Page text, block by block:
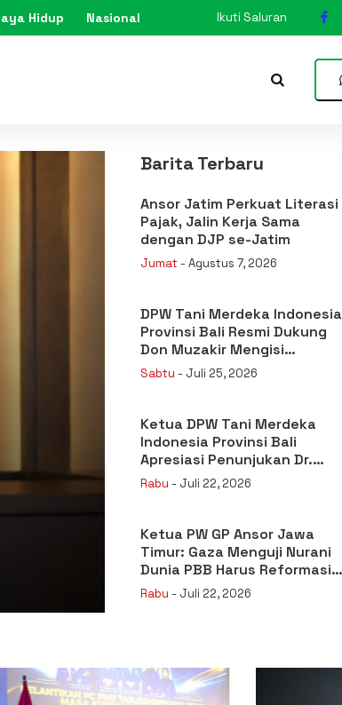
Hidup Nasional Ikuti Saluran
Barita Terbaru
Ansor Jatim Perkuat Literasi
Pajak, Jalin Kerja Sama
dengan DJP se-Jatim
Jumat - Agustus 7, 2026
DPW Tani Merdeka Indonesia
Provinsi Bali Resmi Dukung
Don Muzakir Mengisi
Jabatan Wakil Menteri
Pertanian RI
Sabtu - Juli 25, 2026
Ketua DPW Tani Merdeka
Indonesia Provinsi Bali
Apresiasi Penunjukan Dr.
Sudaryono sebagai Kepala
Badan Gizi Nasional
Rabu - Juli 22, 2026
Ketua PW GP Ansor Jawa
Timur: Gaza Menguji Nurani
Dunia PBB Harus Reformasi
Total atau Kehilangan
Rabu - Juli 22, 2026